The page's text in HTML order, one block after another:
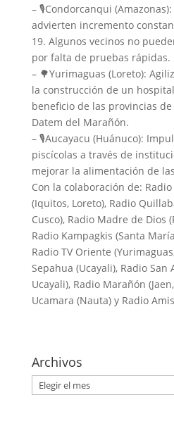
– 🎙️Condorcanqui
advierten incremento
19. Algunos vecinos no
por falta de pruebas rápidas.
– 🌳Yurimaguas (Loreto):
la construcción de un
beneficio de las provincias
Datem del Marañón.
– 🎙️Aucayacu (Huánuco):
piscícolas a través de
mejorar la alimentación de
Con la colaboración de: Radio
(Iquitos, Loreto), Radio
Cusco), Radio Madre de Dios
Radio Kampagkis (Santa
Radio TV Oriente
Sepahua (Ucayali), Radio San
Ucayali), Radio Marañón
Ucamara (Nauta) y Radio
Archivos
Archivos